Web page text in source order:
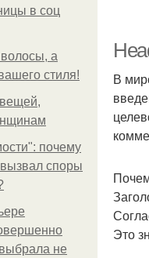
в соц
а
стиля!
почему
споры
не
В
Это